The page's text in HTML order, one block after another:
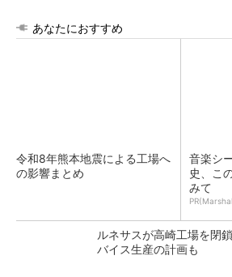
あなたにおすすめ
令和8年熊本地震による工場へ
の影響まとめ
音楽シ
史、こ
みて
ルネサスが高崎工場を閉
バイス生産の計画も